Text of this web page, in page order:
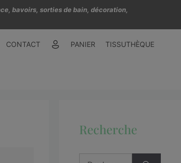
bavoirs, sorties de bain, décoration,
CONTACT PANIER TISSUTHÈQUE
Recherche